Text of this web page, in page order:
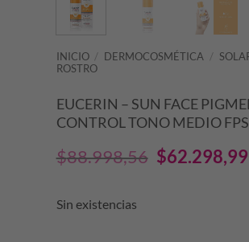
INICIO / DERMOCOSMÉTICA /
ROSTRO
EUCERIN – SUN FACE
CONTROL TONO MEDIO
$88.998,56 El
$62.298,99
Sin existencias